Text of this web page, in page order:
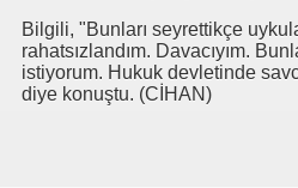
Bilgili, "Bunları seyrettikçe
rahatsızlandım. Davacıyım.
istiyorum. Hukuk devletinde
diye konuştu. (CİHAN)